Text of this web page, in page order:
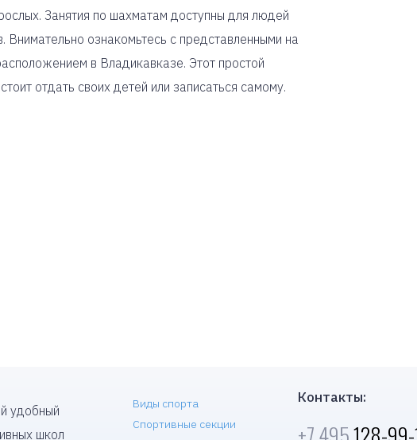
Занятия по шахматам доступны для людей
ознакомьтесь с представленными на
в Владикавказе. Этот простой
отдать своих детей или записаться самому.
удобный
школ
Виды спорта
Спортивные секции
Контакты: